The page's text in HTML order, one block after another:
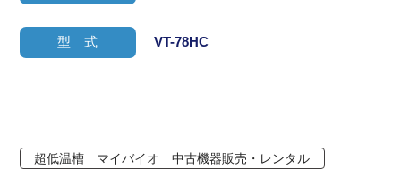
型 式 VT-78HC
超低温槽 マイバイオ 中古機器販売・レンタル